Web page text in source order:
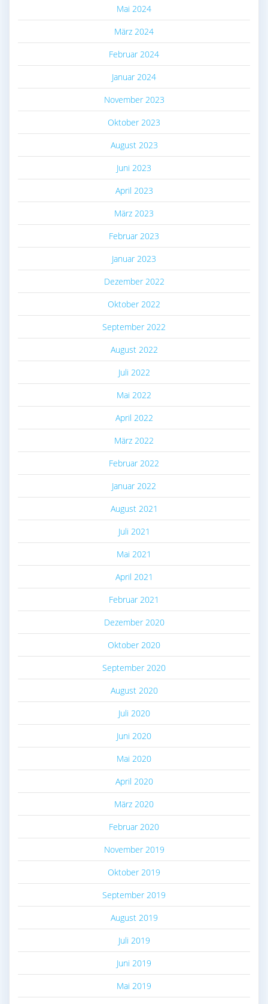
Mai 2024
März 2024
Februar 2024
Januar 2024
November 2023
Oktober 2023
August 2023
Juni 2023
April 2023
März 2023
Februar 2023
Januar 2023
Dezember 2022
Oktober 2022
September 2022
August 2022
Juli 2022
Mai 2022
April 2022
März 2022
Februar 2022
Januar 2022
August 2021
Juli 2021
Mai 2021
April 2021
Februar 2021
Dezember 2020
Oktober 2020
September 2020
August 2020
Juli 2020
Juni 2020
Mai 2020
April 2020
März 2020
Februar 2020
November 2019
Oktober 2019
September 2019
August 2019
Juli 2019
Juni 2019
Mai 2019